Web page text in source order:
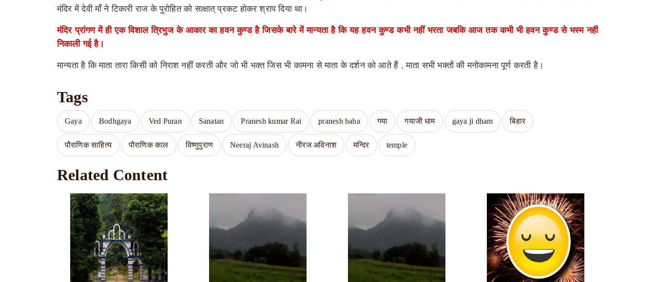
मंदिर में देवी माँ ने टिकारी राज के पुरोहित को साक्षात् प्रकट होकर श्राप दिया था।
मंदिर प्रांगण में ही एक विशाल त्रिभुज के आकार का हवन कुण्ड है जिसके बारे में मान्यता है कि यह हवन कुण्ड कभी नहीं भरता जबकि आज तक कभी भी हवन कुण्ड से भस्म नहीं
निकाली गई है।
मान्यता है कि माता तारा किसी को निराश नहीं करती और जो भी भक्त जिस भी कामना से माता के दर्शन को आते हैं , माता सभी भक्तों की मनोकामना पूर्ण करती है।
Tags
Gaya Bodhgaya Ved Puran Sanatan Pranesh kumar Rai pranesh baba गया गयाजी धाम gaya ji dham बिहार
पौराणिक साहित्य पौराणिक काल विष्णुपुराण Neeraj Avinash नीरज अविनाश मन्दिर temple
Related Content